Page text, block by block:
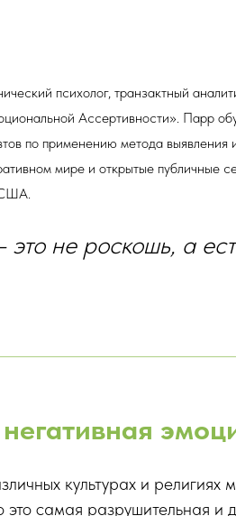
психолог, транзактный
Ассертивности». Парр
по применению метода
мире и открытые публичные
США.
это не роскошь, а
негативная
культурах и
это самая разрушительная